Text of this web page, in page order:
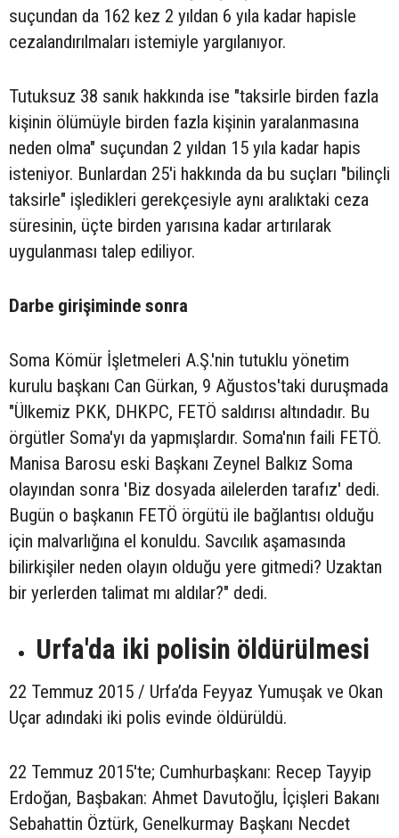
suçundan da 162 kez 2 yıldan 6 yıla kadar hapisle
cezalandırılmaları istemiyle yargılanıyor.
Tutuksuz 38 sanık hakkında ise "taksirle birden fazla
kişinin ölümüyle birden fazla kişinin yaralanmasına
neden olma" suçundan 2 yıldan 15 yıla kadar hapis
isteniyor. Bunlardan 25'i hakkında da bu suçları "bilinçli
taksirle" işledikleri gerekçesiyle aynı aralıktaki ceza
süresinin, üçte birden yarısına kadar artırılarak
uygulanması talep ediliyor.
Darbe girişiminde sonra
Soma Kömür İşletmeleri A.Ş.'nin tutuklu yönetim
kurulu başkanı Can Gürkan, 9 Ağustos'taki duruşmada
"Ülkemiz PKK, DHKPC, FETÖ saldırısı altındadır. Bu
örgütler Soma'yı da yapmışlardır. Soma'nın faili FETÖ.
Manisa Barosu eski Başkanı Zeynel Balkız Soma
olayından sonra 'Biz dosyada ailelerden tarafız' dedi.
Bugün o başkanın FETÖ örgütü ile bağlantısı olduğu
için malvarlığına el konuldu. Savcılık aşamasında
bilirkişiler neden olayın olduğu yere gitmedi? Uzaktan
bir yerlerden talimat mı aldılar?" dedi.
Urfa'da iki polisin öldürülmesi
22 Temmuz 2015 / Urfa’da Feyyaz Yumuşak ve Okan
Uçar adındaki iki polis evinde öldürüldü.
22 Temmuz 2015'te; Cumhurbaşkanı: Recep Tayyip
Erdoğan, Başbakan: Ahmet Davutoğlu, İçişleri Bakanı
Sebahattin Öztürk, Genelkurmay Başkanı Necdet